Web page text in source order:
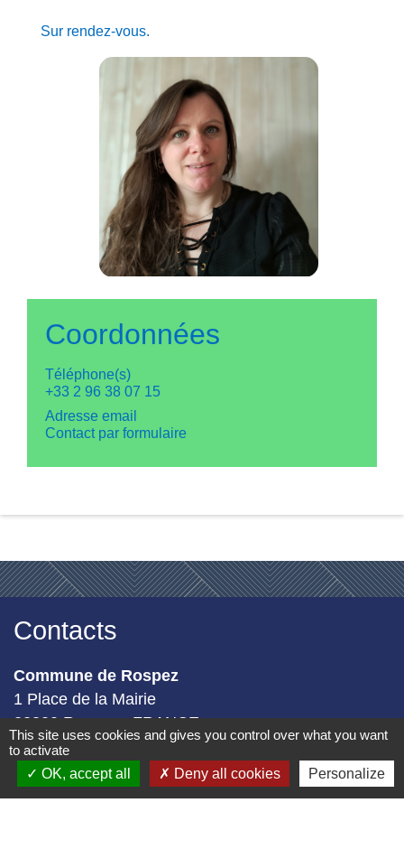
Sur rendez-vous.
Coordonnées
Téléphone(s)
+33 2 96 38 07 15
Adresse email
Contact par formulaire
Contacts
Commune de Rospez
1 Place de la Mairie
22300 Rospez - FRANCE
+33 2 96 38 07 15
Formulaire de contact
This site uses cookies and gives you control over what you want
to activate
OK, accept all
Deny all cookies Personalize